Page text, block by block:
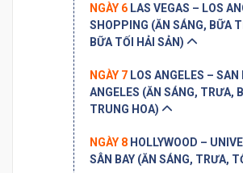
NGÀY 6 LAS VEGAS – LOS
SHOPPING (ĂN SÁNG, BỮA
BỮA TỐI HẢI SẢN)
NGÀY 7 LOS ANGELES – SAN
ANGELES (ĂN SÁNG, TRƯA,
TRUNG HOA)
NGÀY 8 HOLLYWOOD –
SÂN BAY (ĂN SÁNG, TRƯA,